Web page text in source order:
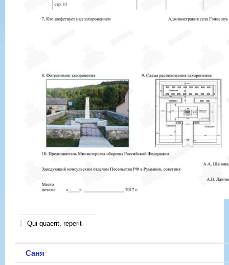
Qui quaerit, reperit
Саня